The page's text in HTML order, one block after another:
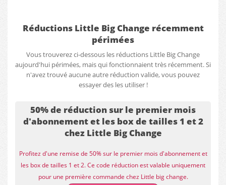
Réductions Little Big Change récemment
périmées
Vous trouverez ci-dessous les réductions Little Big Change
aujourd'hui périmées, mais qui fonctionnaient très récemment. Si
n'avez trouvé aucune autre réduction valide, vous pouvez
essayer des les utiliser !
50% de réduction sur le premier mois
d'abonnement et les box de tailles 1 et 2
chez Little Big Change
Profitez d'une remise de 50% sur le premier mois d'abonnement et
les box de tailles 1 et 2. Ce code réduction est valable uniquement
pour une première commande chez Little big change.